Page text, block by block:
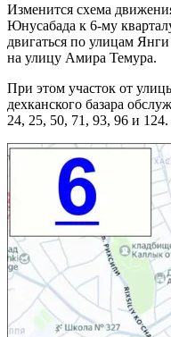
Изменится схема
Юнусабада к 6-му
двигаться по улицам
на улицу Амира Темура.
При этом участок от
дехканского базара
24, 25, 50, 71, 93, 96 и 124.